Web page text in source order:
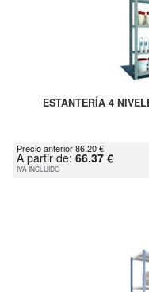
ESTANTERÍA 4
Precio anterior 86.20 €
A partir de: 66.37 €
IVA INCLUIDO